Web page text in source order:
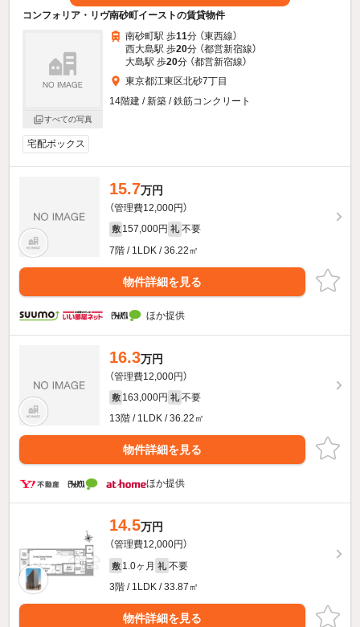
コンフォリア・リヴ南砂町イーストの賃貸物件
すべての写真
南砂町駅 歩11分 （東西線）
西大島駅 歩20分 （都営新宿線）
大島駅 歩20分 （都営新宿線）
東京都江東区北砂7丁目
14階建 / 新築 / 鉄筋コンクリート
宅配ボックス
15.7万円
（管理費12,000円）
敷 157,000円 礼 不要
7階 / 1LDK / 36.22㎡
物件詳細を見る
ほか提供
16.3万円
（管理費12,000円）
敷 163,000円 礼 不要
13階 / 1LDK / 36.22㎡
物件詳細を見る
ほか提供
14.5万円
（管理費12,000円）
敷 1.0ヶ月 礼 不要
3階 / 1LDK / 33.87㎡
物件詳細を見る